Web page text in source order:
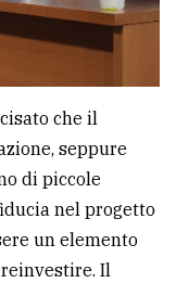
che il
seppure
di piccole
nel progetto
un elemento
Il